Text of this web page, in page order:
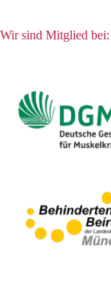
Wir sind Mitglied bei: